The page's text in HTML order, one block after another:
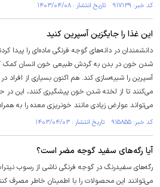
کد خبر: ۹۱۷۱۳۹ تاریخ انتشار : ۱۴۰۳/۰۴/۰۸
این غذا را جایگزین آسپرین کنید
دانشمندان در دانه‌های گوجه فرنگی ماده‌ای را پیدا
شدن خون در بدن به گردش طبیعی خون انسان کمک
آسپرین را شبیه‌سازی کند. هم اکنون بسیاری از افراد
می‌کنند تا از لخته شدن خون پیشگیری کنند، این
می‌تواند عوارض زیادی مانند خونریزی معده را به
کد خبر: ۹۱۵۸۵۵ تاریخ انتشار : ۱۴۰۳/۰۴/۰۳
آیا رگه‌های سفید گوجه مضر است؟
رگه‌های سفیدرنگ در گوجه فرنگی ناشی از رسوب
می‌توانند این محصولات را با اطمینان خاطر مصرف